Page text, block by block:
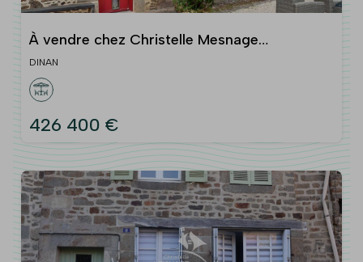
À vendre chez Christelle Mesnage
Immobilier, aux portes imm
DINAN
426 400 €